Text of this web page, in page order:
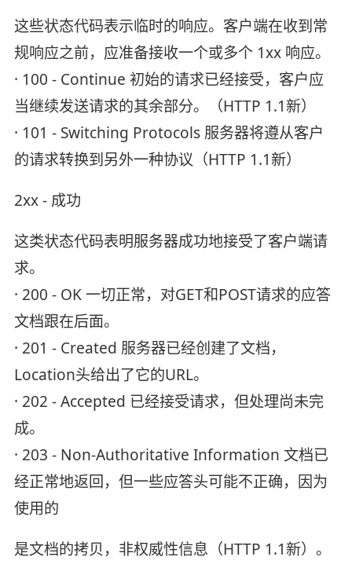
这些状态代码表示临时的响应。客户端在收到常
规响应之前，应准备接收一个或多个 1xx 响应。
· 100 - Continue 初始的请求已经接受，客户应
当继续发送请求的其余部分。（HTTP 1.1新）
· 101 - Switching Protocols 服务器将遵从客户
的请求转换到另外一种协议（HTTP 1.1新）
2xx - 成功
这类状态代码表明服务器成功地接受了客户端请
求。
· 200 - OK 一切正常，对GET和POST请求的应答
文档跟在后面。
· 201 - Created 服务器已经创建了文档，
Location头给出了它的URL。
· 202 - Accepted 已经接受请求，但处理尚未完
成。
· 203 - Non-Authoritative Information 文档已
经正常地返回，但一些应答头可能不正确，因为
使用的
是文档的拷贝，非权威性信息（HTTP 1.1新）。